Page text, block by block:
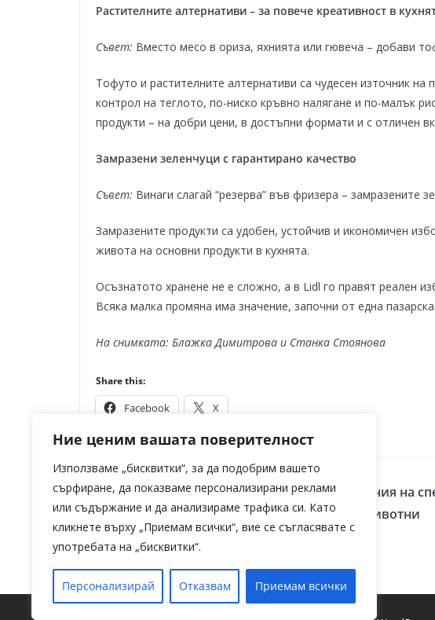
Ние ценим вашата поверителност
Използваме „бисквитки“, за да подобрим вашето
сърфиране, да показваме персонализирани реклами
или съдържание и да анализираме трафика си. Като
кликнете върху „Приемам всички“, вие се съгласявате с
употребата на „бисквитки“.
Персонализирай Отказвам Приемам всички
Растителните алтернативи – за повече креативност в
Съвет: Вместо месо в ориза, яхнията или гювеча – добави
Тофуто и растителните алтернативи са чудесен източник
контрол на теглото, по-ниско кръвно налягане и по-малък
продукти – на добри цени, в достъпни формати и с отличен
Замразени зеленчуци с гарантирано качество
Съвет: Винаги слагай “резерва” във фризера – замразените
Замразените продукти са удобен, устойчив и икономичен
живота на основни продукти в кухнята.
Осъзнатото хранене не е сложно, а в Lidl го правят реален
Всяка малка промяна има значение, започни от една
На снимката: Блажка Димитрова и Станка Стоянова
Share this:
Facebook X
Kaufland отбелязва Деня на кучето с намаления на
храна за любимци и подкрепа за стотици животни